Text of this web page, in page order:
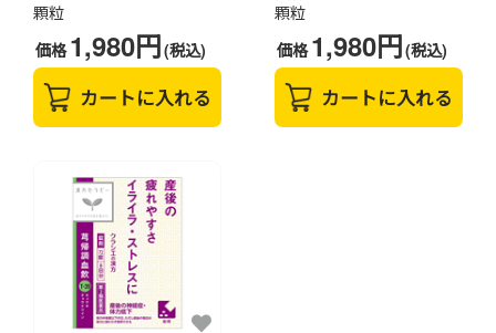
顆粒
価格1,980円(税込)
カートに入れる
顆粒
価格1,980円(税込)
カートに入れる